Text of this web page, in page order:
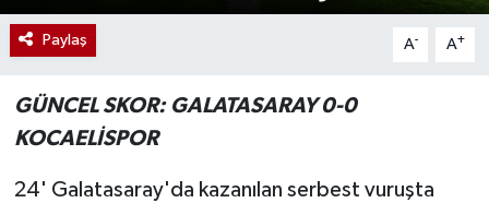
Paylaş A- A+
GÜNCEL SKOR: GALATASARAY 0-0
KOCAELİSPOR
24' Galatasaray'da kazanılan serbest vuruşta